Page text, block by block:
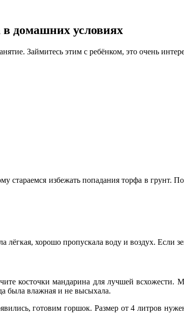
домашних условиях
Займитесь этим с ребёнком, это очень
избежать попадания торфа в грунт.
лёгкая, хорошо пропускала воду и воздух. Если
косточки мандарина для лучшей
была влажная и не высыхала.
готовим горшок. Размер от 4 литров